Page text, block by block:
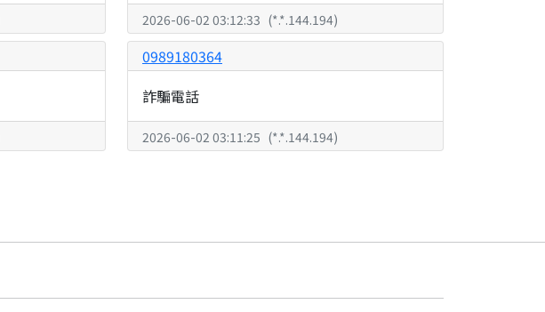
2026-06-02 03:12:33 (*.*.144.194)
0989180364
詐騙電話
2026-06-02 03:11:25 (*.*.144.194)